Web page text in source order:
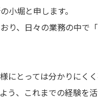
小堀と申します。
り、日々の業務の中で
にとっては分かりにく
う、これまでの経験を